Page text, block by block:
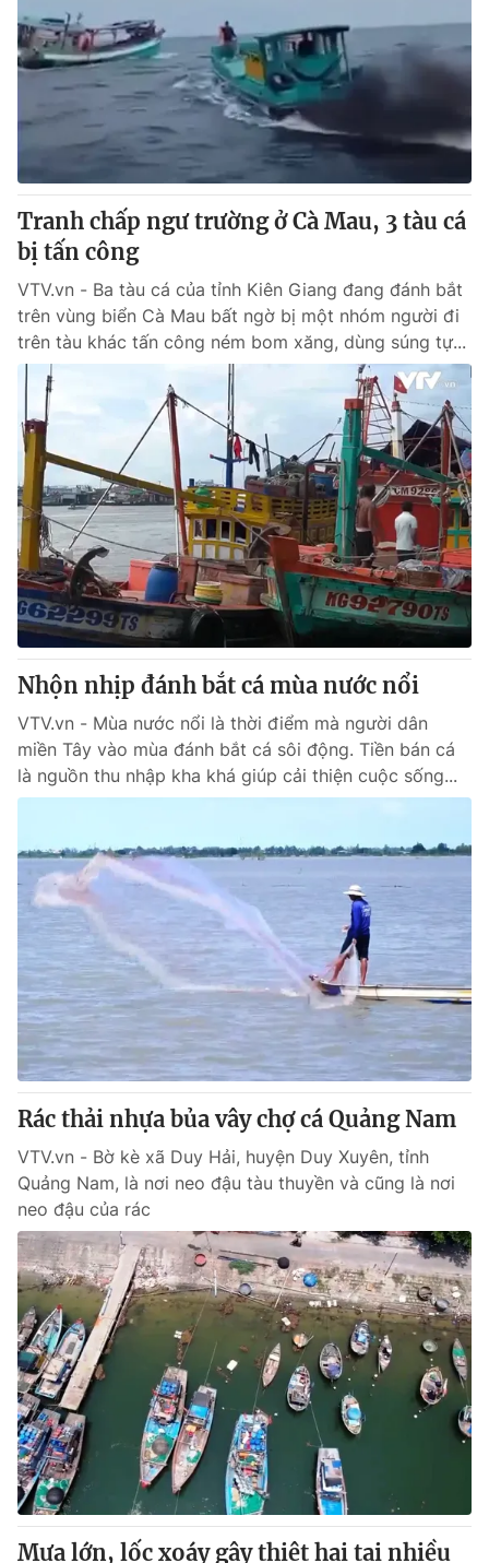
Cơ quan chủ quản:Đài Truyền hình Việt Nam
Cơ quan báo chí:
Thời báo VTV
Giấy phép hoạt động báo in và báo điện tử số 483/GP-BTTTT
cấp ngày 29/12/2023
Vũ Thanh Thủy
Phó Tổng Biên tập:Nguyễn Thị Mỹ Hạnh, Phạm Quốc Thắng,
Nguyễn Trọng Ninh
Tổng đài VTV:024.38 355 931 - 024.38 355 932
Ðiện thoại Thời báo VTV:
024.66 897 897
Email:toasoan@vtv.vn
Liên hệ quảng cáo: 024-7300.7108
® Cấm sao chép dưới mọi hình thức nếu không có sự chấp
thuận bằng văn bản. Ghi rõ nguồn VTV.vn khi phát hành lại
thông tin từ website này.
Tranh chấp ngư trường ở Cà Mau, 3 tàu cá
bị tấn công
VTV.vn - Ba tàu cá của tỉnh Kiên Giang đang đánh bắt
trên vùng biển Cà Mau bất ngờ bị một nhóm người đi
trên tàu khác tấn công ném bom xăng, dùng súng tự...
Nhộn nhịp đánh bắt cá mùa nước nổi
VTV.vn - Mùa nước nổi là thời điểm mà người dân
miền Tây vào mùa đánh bắt cá sôi động. Tiền bán cá
là nguồn thu nhập kha khá giúp cải thiện cuộc sống...
Rác thải nhựa bủa vây chợ cá Quảng Nam
VTV.vn - Bờ kè xã Duy Hải, huyện Duy Xuyên, tỉnh
Quảng Nam, là nơi neo đậu tàu thuyền và cũng là nơi
neo đậu của rác
Mưa lớn, lốc xoáy gây thiệt hại tại nhiều